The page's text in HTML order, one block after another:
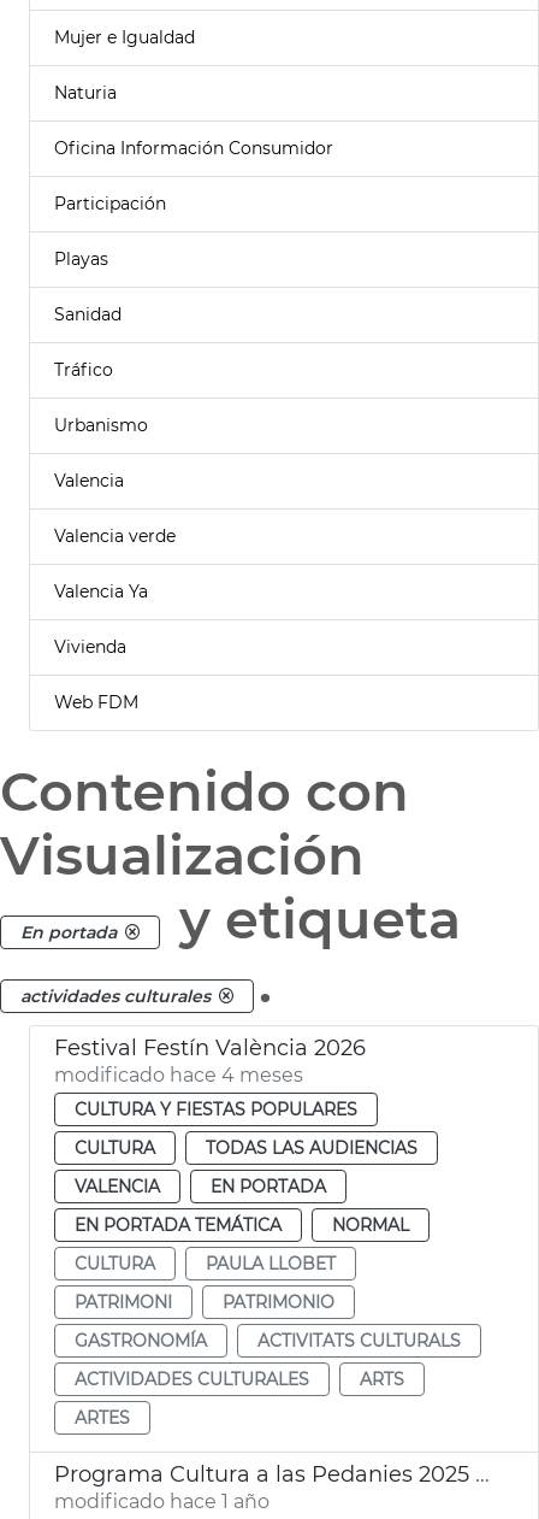
Mujer e Igualdad
Naturia
Oficina Información Consumidor
Participación
Playas
Sanidad
Tráfico
Urbanismo
Valencia
Valencia verde
Valencia Ya
Vivienda
Web FDM
Contenido con
Visualización
En portada y etiqueta
actividades culturales .
Festival Festín València 2026
modificado hace 4 meses
CULTURA Y FIESTAS POPULARES
CULTURA
TODAS LAS AUDIENCIAS
VALENCIA
EN PORTADA
EN PORTADA TEMÁTICA
NORMAL
CULTURA
PAULA LLOBET
PATRIMONI
PATRIMONIO
GASTRONOMÍA
ACTIVITATS CULTURALS
ACTIVIDADES CULTURALES
ARTS
ARTES
Programa Cultura a las Pedanies 2025 València
modificado hace 1 año